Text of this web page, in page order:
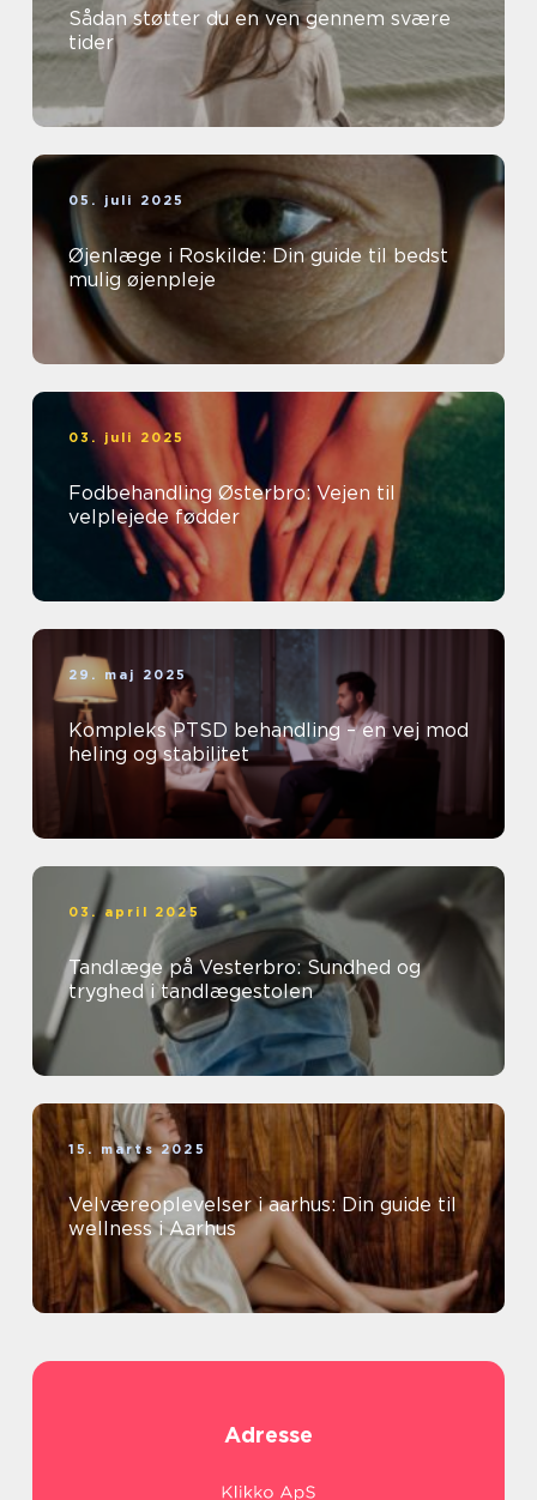
Sådan støtter du en ven gennem svære
tider
05. juli 2025
Øjenlæge i Roskilde: Din guide til bedst
mulig øjenpleje
03. juli 2025
Fodbehandling Østerbro: Vejen til
velplejede fødder
29. maj 2025
Kompleks PTSD behandling – en vej mod
heling og stabilitet
03. april 2025
Tandlæge på Vesterbro: Sundhed og
tryghed i tandlægestolen
15. marts 2025
Velværeoplevelser i aarhus: Din guide til
wellness i Aarhus
Adresse